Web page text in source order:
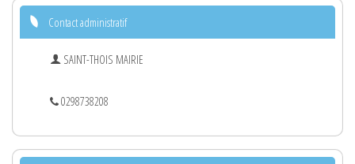
Contact administratif
SAINT-THOIS MAIRIE
0298738208